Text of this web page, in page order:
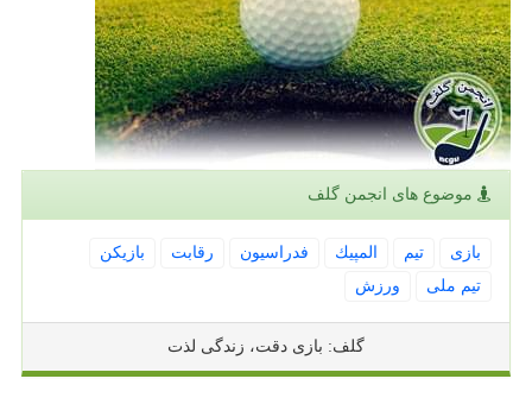
موضوع های انجمن گلف
بازی تیم المپیك فدراسیون رقابت
بازیكن
تیم ملی
ورزش
گلف: بازی دقت، زندگی لذت